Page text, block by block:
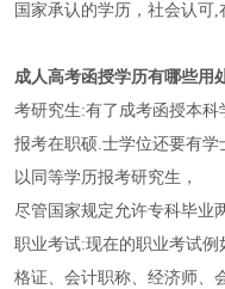
国家承认的学历，社会认可,
成人高考函授学历有哪些用
考研究生:有了成考函授本
报考在职硕.士学位还要有
以同等学历报考研究生，
尽管国家规定允许专科毕业
职业考试:现在的职业考试
格证、会计职称、经济师、